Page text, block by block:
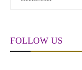
FOLLOW US